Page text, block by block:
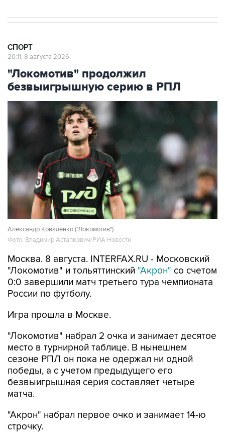
СПОРТ
20:11, 8 августа 2026
"Локомотив" продолжил
безвыигрышную серию в РПЛ
Александр Коваленко ("Локомотив")
Фото: Владимир Астапкович/РИА Новости
Москва. 8 августа. INTERFAX.RU - Московский
"Локомотив" и тольяттинский "Акрон" со счетом
0:0 завершили матч третьего тура чемпионата
России по футболу.
Игра прошла в Москве.
"Локомотив" набрал 2 очка и занимает десятое
место в турнирной таблице. В нынешнем
сезоне РПЛ он пока не одержал ни одной
победы, а с учетом предыдущего его
безвыигрышная серия составляет четыре
матча.
"Акрон" набрал первое очко и занимает 14-ю
строчку.